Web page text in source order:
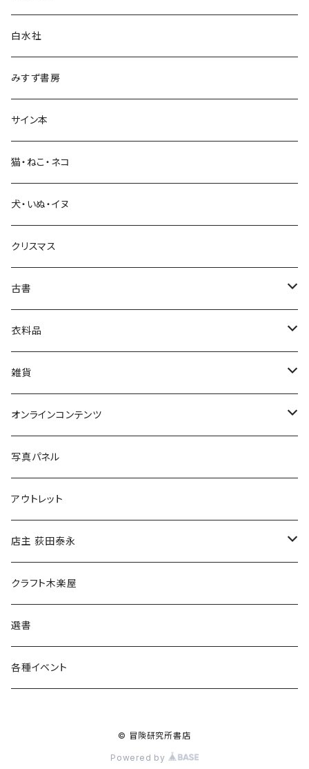
言語・ことば
生活・暮らし
芸術・絵画・写真
絵本・児童書
娯楽・エンターテインメント
白水社
みすず書房
サイン本
猫・ねこ・ネコ
犬・いぬ・イヌ
クリスマス
古書
古書セット
美術
衣料品
POLEWARDS
Tシャツ
雑貨
バッグ
ブックカバー
マグカップ
傘
食料品
その他
オンラインコンテンツ
冒険クロストーク
写真パネル
アウトレット
店主 荻田泰永
書籍
ウェア
クラフト木楽屋
選書
各種イベント
© 冒険研究所書店
Powered by